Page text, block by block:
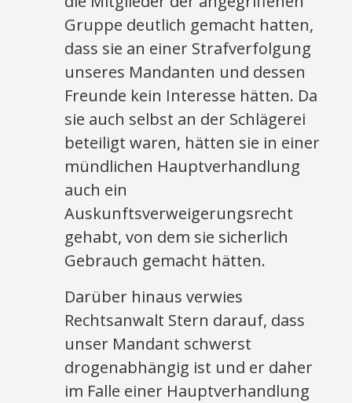
Gruppe deutlich gemacht hatten,
dass sie an einer Strafverfolgung
unseres Mandanten und dessen
Freunde kein Interesse hätten. Da
sie auch selbst an der Schlägerei
beteiligt waren, hätten sie in einer
mündlichen Hauptverhandlung
auch ein
Auskunftsverweigerungsrecht
gehabt, von dem sie sicherlich
Gebrauch gemacht hätten.
Darüber hinaus verwies
Rechtsanwalt Stern darauf, dass
unser Mandant schwerst
drogenabhängig ist und er daher
im Falle einer Hauptverhandlung